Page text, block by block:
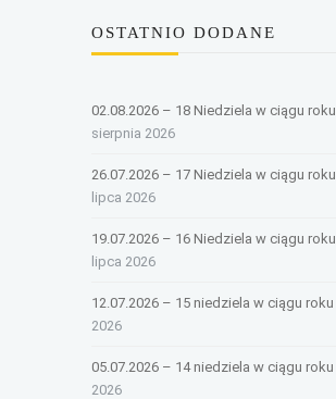
OSTATNIO DODANE
02.08.2026 – 18 Niedziela w ciągu roku
sierpnia 2026
26.07.2026 – 17 Niedziela w ciągu roku
lipca 2026
19.07.2026 – 16 Niedziela w ciągu roku
lipca 2026
12.07.2026 – 15 niedziela w ciągu roku
2026
05.07.2026 – 14 niedziela w ciągu roku
2026